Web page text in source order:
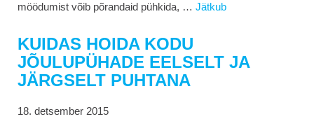
möödumist võib põrandaid pühkida, … Jätkub
KUIDAS HOIDA KODU
JÕULUPÜHADE EELSELT JA
JÄRGSELT PUHTANA
18. detsember 2015